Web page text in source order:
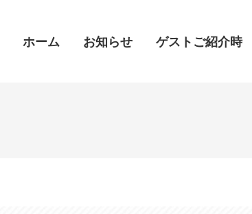
ホーム お知らせ ゲストご紹介時
ホーム お知らせ ゲストご紹介時